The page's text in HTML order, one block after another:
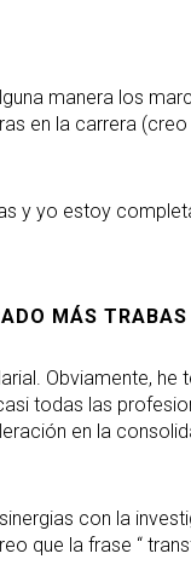
manera los
en la carrera
y yo estoy
MÁS
Obviamente, he
todas las
en la
con la
que la frase “